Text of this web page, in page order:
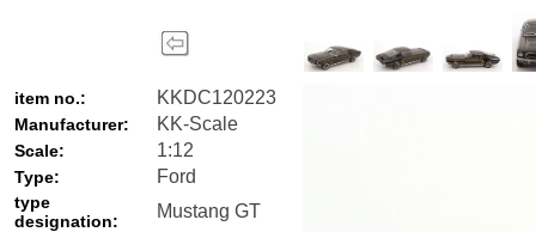
item no.: KKDC120223
Manufacturer: KK-Scale
Scale: 1:12
Type: Ford
type
designation:
Mustang GT